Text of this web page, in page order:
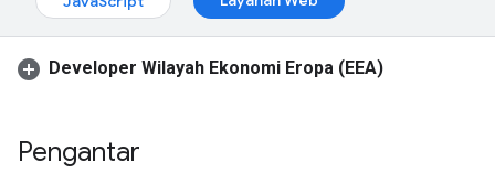
Developer Wilayah Ekonomi Eropa (EEA)
Pengantar